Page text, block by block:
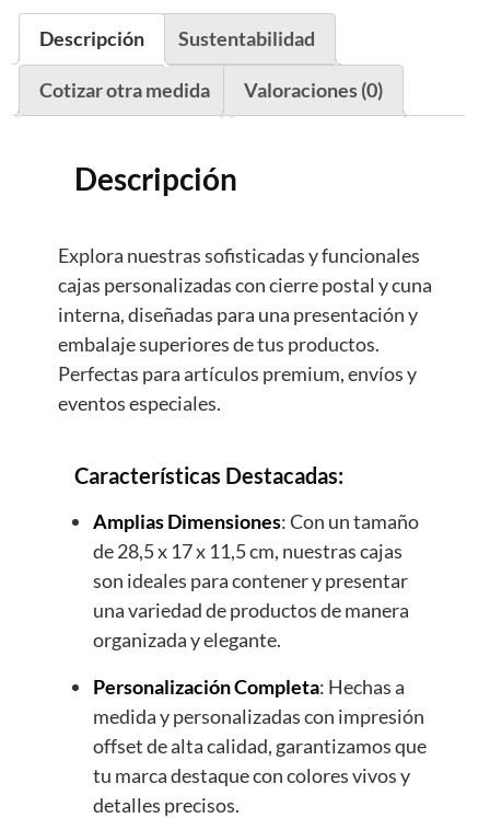
Descripción Sustentabilidad
Cotizar otra medida Valoraciones (0)
Descripción
Explora nuestras sofisticadas y funcionales
cajas personalizadas con cierre postal y cuna
interna, diseñadas para una presentación y
embalaje superiores de tus productos.
Perfectas para artículos premium, envíos y
eventos especiales.
Características Destacadas:
Amplias Dimensiones: Con un tamaño
de 28,5 x 17 x 11,5 cm, nuestras cajas
son ideales para contener y presentar
una variedad de productos de manera
organizada y elegante.
Personalización Completa: Hechas a
medida y personalizadas con impresión
offset de alta calidad, garantizamos que
tu marca destaque con colores vivos y
detalles precisos.